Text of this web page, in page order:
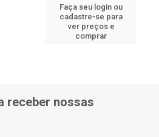
Faça seu login ou
cadastre-se para
ver preços e
comprar
receber nossas